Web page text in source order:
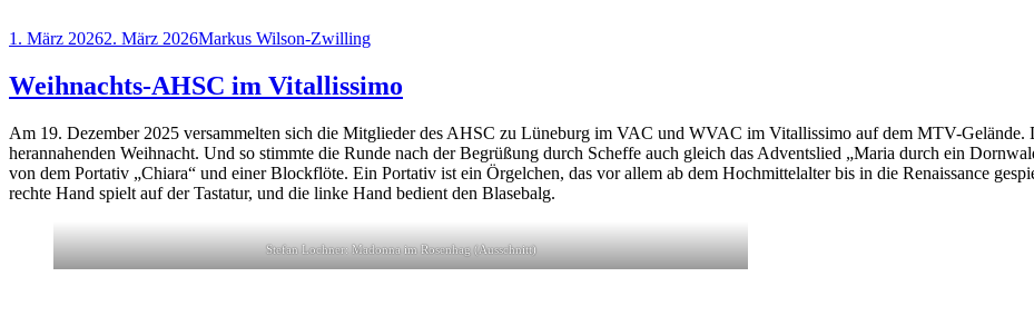
Veröffentlicht
1. März 20262. März 2026Autor
Markus Wilson-Zwilling
Weihnachts-AHSC im Vitallissimo
Am 19. Dezember 2025 versammelten sich die Mitglieder des AHSC zu Lüneburg im VAC und WVAC im Vitallissimo auf dem MTV-Gelände.
herannahenden Weihnacht. Und so stimmte die Runde nach der Begrüßung durch Scheffe auch gleich das Adventslied „Maria durch ein
von dem Portativ „Chiara“ und einer Blockflöte. Ein Portativ ist ein Örgelchen, das vor allem ab dem Hochmittelalter bis in die Renaissance
rechte Hand spielt auf der Tastatur, und die linke Hand bedient den Blasebalg.
Stefan Lochner: Madonna im Rosenhag (Ausschnitt)